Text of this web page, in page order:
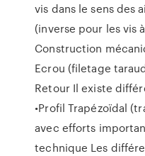
vis dans le sens des
(inverse pour les vis
Construction
Ecrou (filetage
Retour Il existe
•Profil Trapézoïdal
avec efforts
technique Les